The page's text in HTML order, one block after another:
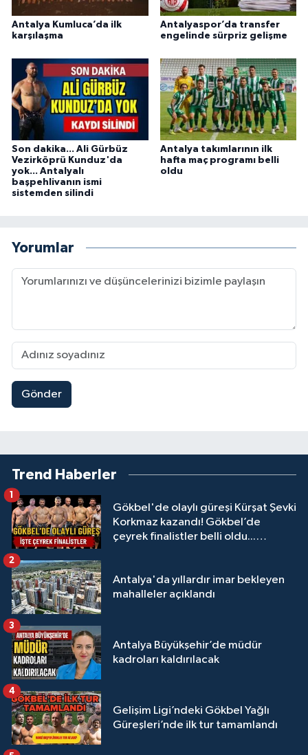
Antalya Kumluca’da ilk
karşılaşma
Antalyaspor’da transfer
engelinde sürpriz gelişme
Son dakika... Ali Gürbüz
Vezirköprü Kunduz'da
yok... Antalyalı
başpehlivanın ismi
sistemden silindi
Antalya takımlarının ilk
hafta maç programı belli
oldu
Yorumlar
Gönder
Trend Haberler
Gökbel'de olaylı güreşi Kürşat Şevki
Korkmaz kazandı! Gökbel’de
çeyrek finalistler belli oldu...
1
Antalya'da yıllardır imar bekleyen
mahalleler açıklandı
2
Antalya Büyükşehir’de müdür
kadroları kaldırılacak
3
Gelişim Ligi’ndeki Gökbel Yağlı
Güreşleri’nde ilk tur tamamlandı
4